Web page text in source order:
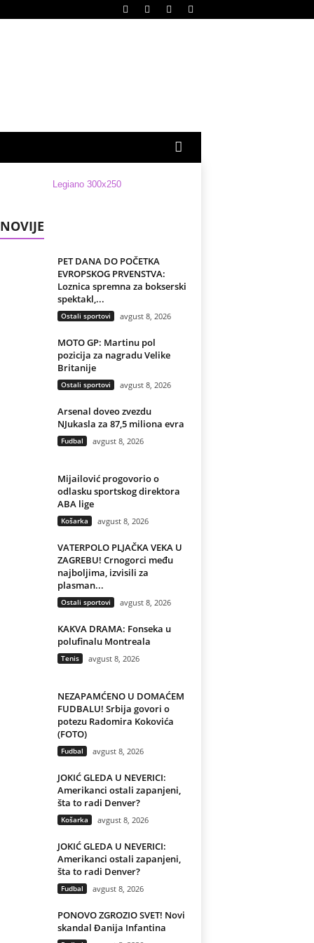
PET DANA DO POČETKA
EVROPSKOG PRVENSTVA:
Loznica spremna za bokserski
spektakl,...
Ostali sportovi avgust 8, 2026
MOTO GP: Martinu pol
pozicija za nagradu Velike
Britanije
Ostali sportovi avgust 8, 2026
Arsenal doveo zvezdu
NJukasla za 87,5 miliona evra
Fudbal avgust 8, 2026
Mijailović progovorio o
odlasku sportskog direktora
ABA lige
Košarka avgust 8, 2026
VATERPOLO PLJAČKA VEKA U
ZAGREBU! Crnogorci među
najboljima, izvisili za
plasman...
Ostali sportovi avgust 8, 2026
KAKVA DRAMA: Fonseka u
polufinalu Montreala
Tenis avgust 8, 2026
NEZAPAMĆENO U DOMAĆEM
FUDBALU! Srbija govori o
potezu Radomira Kokovića
(FOTO)
Fudbal avgust 8, 2026
JOKIĆ GLEDA U NEVERICI:
Amerikanci ostali zapanjeni,
šta to radi Denver?
Košarka avgust 8, 2026
JOKIĆ GLEDA U NEVERICI:
Amerikanci ostali zapanjeni,
šta to radi Denver?
Fudbal avgust 8, 2026
PONOVO ZGROZIO SVET! Novi
skandal Đanija Infantina